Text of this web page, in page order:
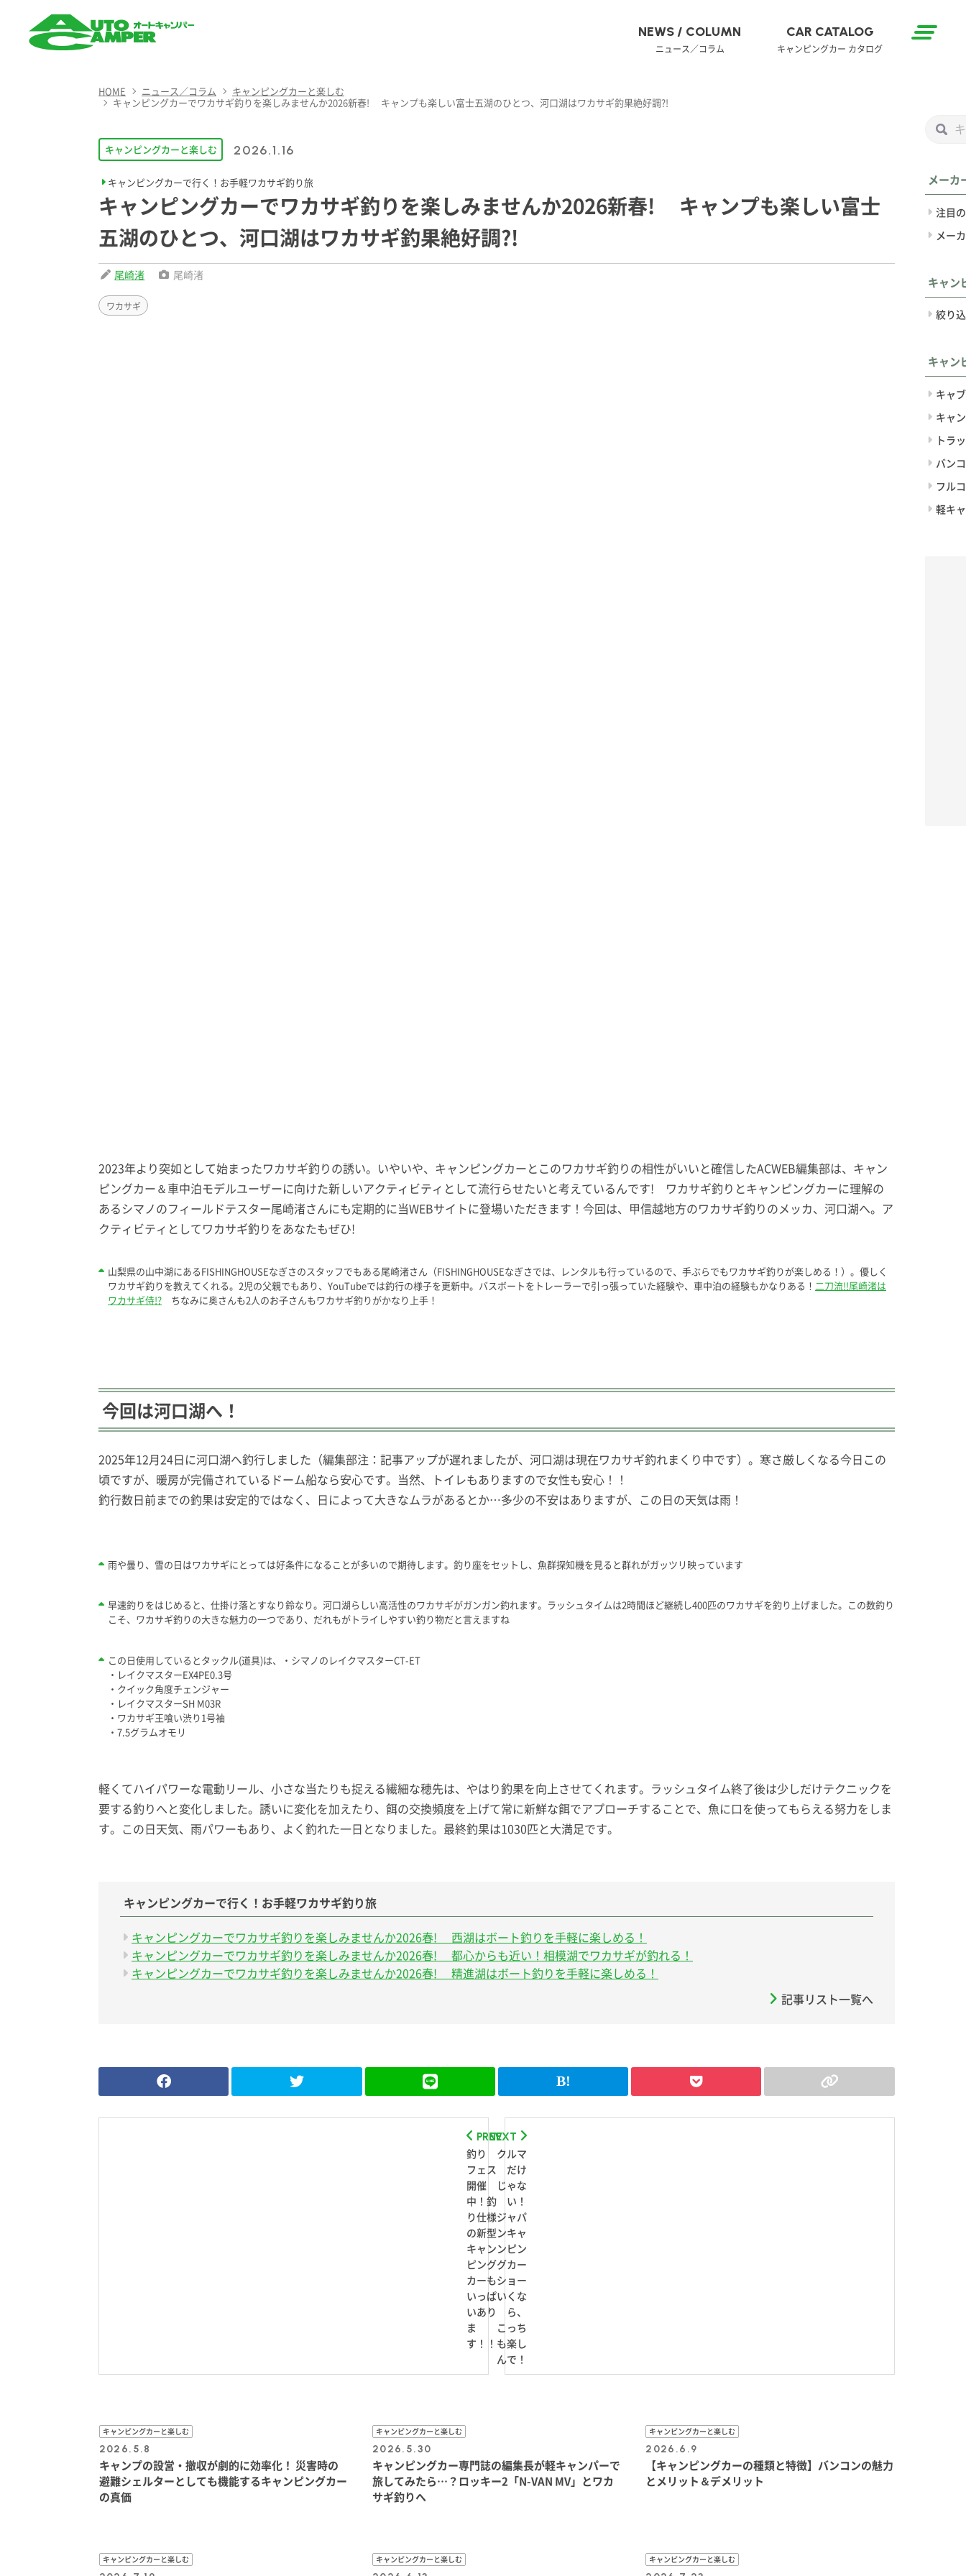
キャンパー）
NEWS / COLUMN
ニュース／コラム
CAR CATALOG
キャンピングカー カタログ
HOME ニュース／コラム
キャンピングカーと楽しむ
キャンピングカーでワカサギ釣りを楽しみませんか2026新春! キャンプも楽しい富士五湖のひとつ、河口湖はワカサギ釣果絶好調?!
キャンピングカーと楽しむ 2026.1.16
キャンピングカーで行く！お手軽ワカサギ釣り旅
キャンピングカーでワカサギ釣りを楽しみませんか2026新春! キャンプも楽しい富士
五湖のひとつ、河口湖はワカサギ釣果絶好調?!
尾崎渚 尾崎渚
ワカサギ
2023年より突如として始まったワカサギ釣りの誘い。いやいや、キャンピングカーとこのワカサギ釣りの相性がいいと確信したACWEB編集部は、キャン
ピングカー＆車中泊モデルユーザーに向けた新しいアクティビティとして流行らせたいと考えているんです! ワカサギ釣りとキャンピングカーに理解の
あるシマノのフィールドテスター尾崎渚さんにも定期的に当WEBサイトに登場いただきます！今回は、甲信越地方のワカサギ釣りのメッカ、河口湖へ。ア
クティビティとしてワカサギ釣りをあなたもぜひ!
山梨県の山中湖にあるFISHINGHOUSEなぎさのスタッフでもある尾崎渚さん（FISHINGHOUSEなぎさでは、レンタルも行っているので、手ぶらでもワカサギ釣りが楽しめる！）。優しく
ワカサギ釣りを教えてくれる。2児の父親でもあり、YouTubeでは釣行の様子を更新中。バスボートをトレーラーで引っ張っていた経験や、車中泊の経験もかなりある！ 二刀流!!尾崎渚は
ワカサギ侍!? ちなみに奥さんも2人のお子さんもワカサギ釣りがかなり上手！
今回は河口湖へ！
2025年12月24日に河口湖へ釣行しました（編集部注：記事アップが遅れましたが、河口湖は現在ワカサギ釣れまくり中です）。寒さ厳しくなる今日この
頃ですが、暖房が完備されているドーム船なら安心です。当然、トイレもありますので女性も安心！！
釣行数日前までの釣果は安定的ではなく、日によって大きなムラがあるとか…多少の不安はありますが、この日の天気は雨！
雨や曇り、雪の日はワカサギにとっては好条件になることが多いので期待します。釣り座をセットし、魚群探知機を見ると群れがガッツリ映っています
早速釣りをはじめると、仕掛け落とすなり鈴なり。河口湖らしい高活性のワカサギがガンガン釣れます。ラッシュタイムは2時間ほど継続し400匹のワカサギを釣り上げました。この数釣り
こそ、ワカサギ釣りの大きな魅力の一つであり、だれもがトライしやすい釣り物だと言えますね
この日使用しているとタックル(道具)は、・シマノのレイクマスターCT-ET
・レイクマスターEX4PE0.3号
・クイック角度チェンジャー
・レイクマスターSH M03R
・ワカサギ王喰い渋り1号袖
・7.5グラムオモリ
軽くてハイパワーな電動リール、小さな当たりも捉える繊細な穂先は、やはり釣果を向上させてくれます。ラッシュタイム終了後は少しだけテクニックを
要する釣りへと変化しました。誘いに変化を加えたり、餌の交換頻度を上げて常に新鮮な餌でアプローチすることで、魚に口を使ってもらえる努力をしま
す。この日天気、雨パワーもあり、よく釣れた一日となりました。最終釣果は1030匹と大満足です。
キャンピングカーで行く！お手軽ワカサギ釣り旅
キャンピングカーでワカサギ釣りを楽しみませんか2026春! 西湖はボート釣りを手軽に楽しめる！
キャンピングカーでワカサギ釣りを楽しみませんか2026春! 都心からも近い！相模湖でワカサギが釣れる！
キャンピングカーでワカサギ釣りを楽しみませんか2026春! 精進湖はボート釣りを手軽に楽しめる！
記事リスト一覧へ
PREV
釣り
フェス
開催
中！釣
り仕様
の新型
キャン
ピング
カーも
いっぱ
いあり
ま
す！！
NEXT
クルマ
だけ
じゃな
い！
ジャパ
ンキャ
ンピン
グカー
ショー
いくな
ら、
こっち
も楽し
んで！
キャンピングカーと楽しむ
2026.5.8
キャンプの設営・撤収が劇的に効率化！ 災害時の
避難シェルターとしても機能するキャンピングカー
の真価
キャンピングカーと楽しむ
2026.5.30
キャンピングカー専門誌の編集長が軽キャンパーで
旅してみたら…？ロッキー2「N-VAN MV」とワカ
サギ釣りへ
キャンピングカーと楽しむ
2026.6.9
【キャンピングカーの種類と特徴】バンコンの魅力
とメリット＆デメリット
キャンピングカーと楽しむ キャンピングカーと楽しむ キャンピングカーと楽しむ
メーカ
注目
メー
キャン
絞り
キャン
キャ
キャ
トラ
バン
フル
軽キ